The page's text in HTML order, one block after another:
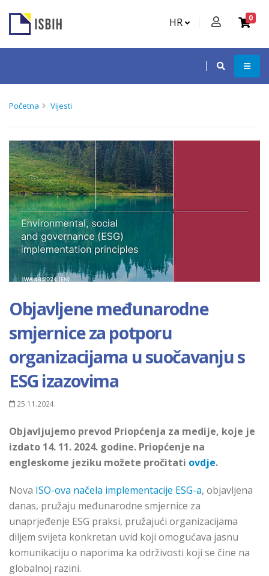
HR 0
Početna Vijesti
Objavljene međunarodne
smjernice za potporu
organizacijama u suočavanju s
ESG izazovima
25.11.2024.
Objavljujemo prevod Priopćenja za medije, koje je
izdato 14. 11. 2024. godine. Priopćenje na
engleskome jeziku možete pročitati ovdje.
Nova ISO-ova načela implementacije ESG-a, objavljena
danas, pružaju međunarodne smjernice za
unaprjeđenje ESG praksi, pružajući organizacijama
diljem svijeta konkretan uvid koji omogućava jasnu
komunikaciju o naporima ka održivosti koji se čine na
globalnoj razini.